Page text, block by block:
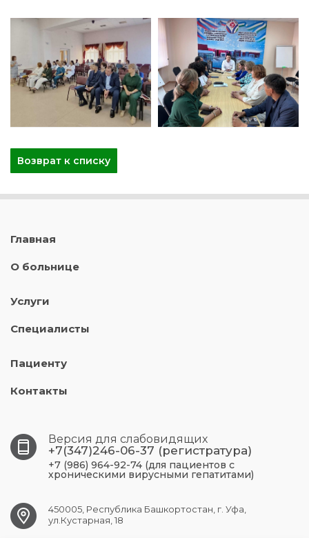
Возврат к списку
Главная
О больнице
Услуги
Специалисты
Пациенту
Контакты
Версия для слабовидящих
+7(347)246-06-37 (регистратура)
+7 (986) 964-92-74 (для пациентов с
хроническими вирусными гепатитами)
450005, Республика Башкортостан, г. Уфа,
ул.Кустарная, 18